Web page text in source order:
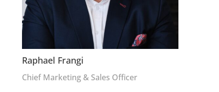
Raphael Frangi
Chief Marketing & Sales Officer